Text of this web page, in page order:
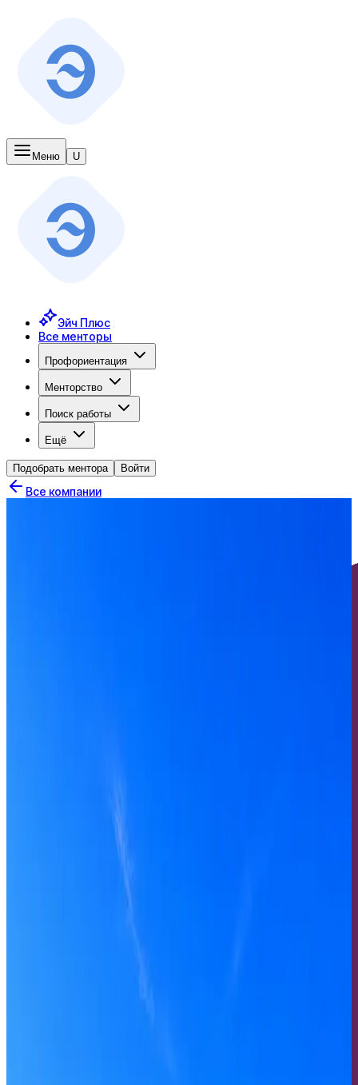
Меню U
Эйч Плюс
Все менторы
Профориентация
Менторство
Поиск работы
Ещё
Подобрать ментора Войти
Все компании